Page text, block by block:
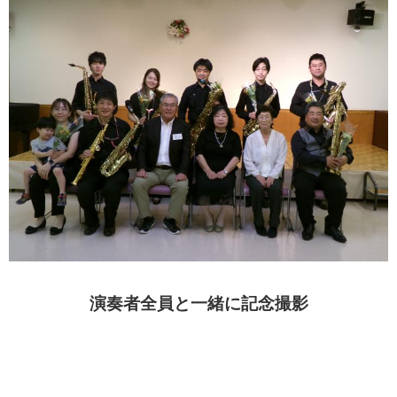
演奏者全員と一緒に記念撮影